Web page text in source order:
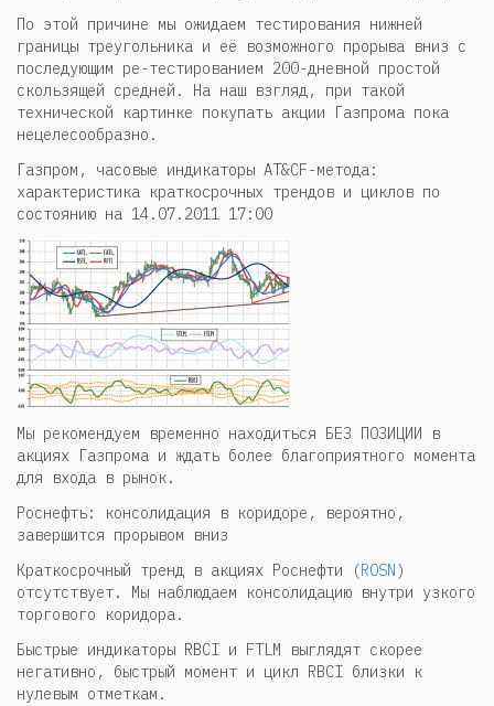
По этой причине мы ожидаем тестирования нижней
границы треугольника и её возможного прорыва вниз с
последующим ре-тестированием 200-дневной простой
скользящей средней. На наш взгляд, при такой
технической картинке покупать акции Газпрома пока
нецелесообразно.
Газпром, часовые индикаторы AT&CF-метода:
характеристика краткосрочных трендов и циклов по
состоянию на 14.07.2011 17:00
Мы рекомендуем временно находиться БЕЗ ПОЗИЦИИ в
акциях Газпрома и ждать более благоприятного момента
для входа в рынок.
Роснефть: консолидация в коридоре, вероятно,
завершится прорывом вниз
Краткосрочный тренд в акциях Роснефти (ROSN)
отсутствует. Мы наблюдаем консолидацию внутри узкого
торгового коридора.
Быстрые индикаторы RBCI и FTLM выглядят скорее
негативно, быстрый момент и цикл RBCI близки к
нулевым отметкам.